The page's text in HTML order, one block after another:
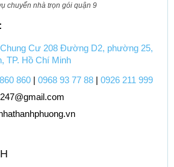
chuyển nhà trọn gói quận 9
Cư 208 Đường D2, phường 25,
TP. Hồ Chí Minh
860 | 0968 93 77 88 | 0926 211 999